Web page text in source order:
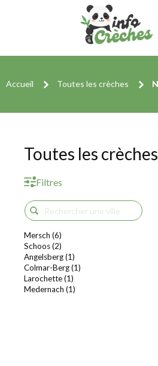
Accueil Toutes les crèches
Toutes les
Filtres
Mersch (6)
Schoos (2)
Angelsberg (1)
Colmar-Berg (1)
Larochette (1)
Medernach (1)